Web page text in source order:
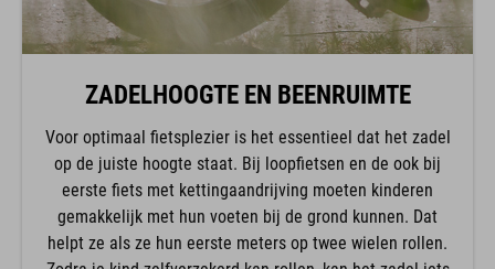
ZADELHOOGTE EN BEENRUIMTE
op de juiste hoogte staat. Bij loopfietsen en de ook bij
eerste fiets met kettingaandrijving moeten kinderen
gemakkelijk met hun voeten bij de grond kunnen. Dat
helpt ze als ze hun eerste meters op twee wielen rollen.
Zodra je kind zelfverzekerd kan rollen, kan het zadel iets